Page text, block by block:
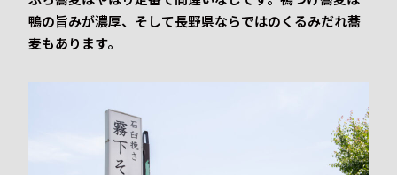
鴨の旨みが濃厚、そして長野県ならではのくるみだれ蕎
麦もあります。